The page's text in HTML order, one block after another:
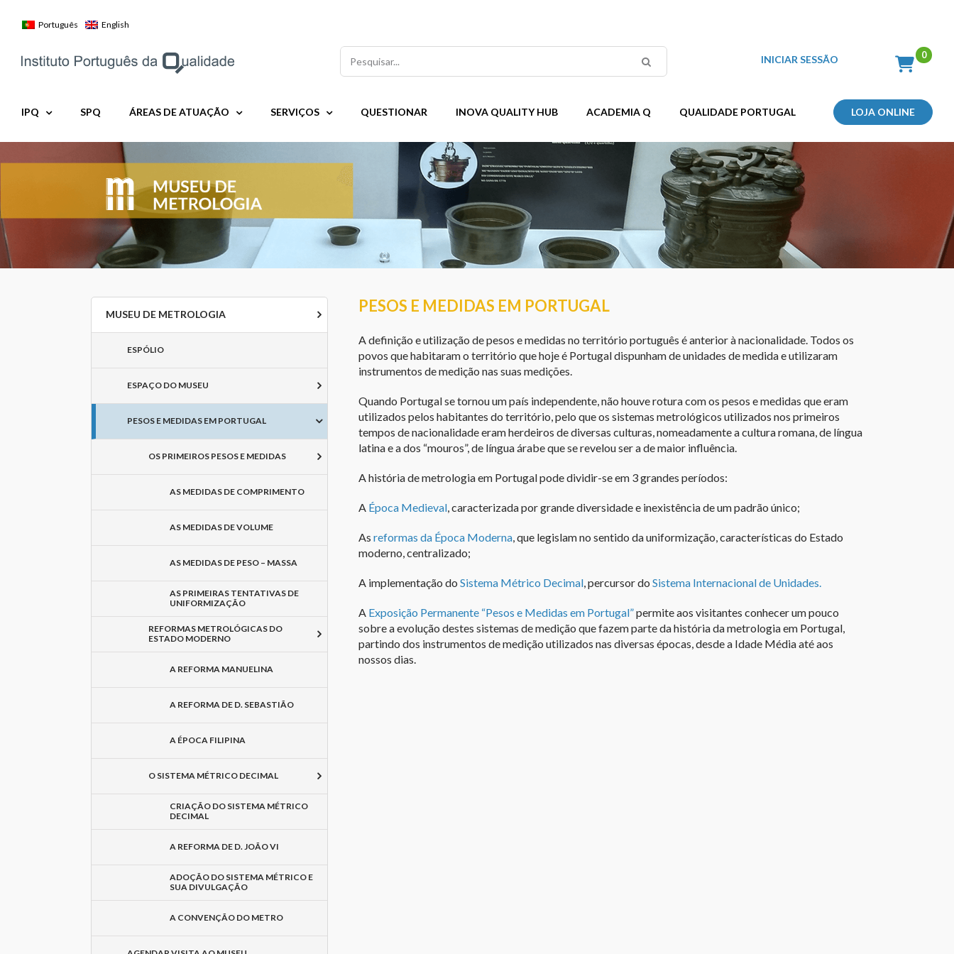
Português English
Pesquisar INICIAR SESSÃO
IPQ SPQ ÁREAS DE ATUAÇÃO SERVIÇOS QUESTIONAR INOVA QUALITY HUB ACADEMIA Q QUALIDADE PORTUGAL LOJA ONLINE
MUSEU DE METROLOGIA
ESPÓLIO
ESPAÇO DO MUSEU
PESOS E MEDIDAS EM PORTUGAL
OS PRIMEIROS PESOS E MEDIDAS
AS MEDIDAS DE COMPRIMENTO
AS MEDIDAS DE VOLUME
AS MEDIDAS DE PESO – MASSA
AS PRIMEIRAS TENTATIVAS DE
UNIFORMIZAÇÃO
REFORMAS METROLÓGICAS DO
ESTADO MODERNO
A REFORMA MANUELINA
A REFORMA DE D. SEBASTIÃO
A ÉPOCA FILIPINA
O SISTEMA MÉTRICO DECIMAL
CRIAÇÃO DO SISTEMA MÉTRICO
DECIMAL
A REFORMA DE D. JOÃO VI
ADOÇÃO DO SISTEMA MÉTRICO E
SUA DIVULGAÇÃO
A CONVENÇÃO DO METRO
PESOS E MEDIDAS EM PORTUGAL
A definição e utilização de pesos e medidas no território português é anterior à nacionalidade. Todos os
povos que habitaram o território que hoje é Portugal dispunham de unidades de medida e utilizaram
instrumentos de medição nas suas medições.
Quando Portugal se tornou um país independente, não houve rotura com os pesos e medidas que eram
utilizados pelos habitantes do território, pelo que os sistemas metrológicos utilizados nos primeiros
tempos de nacionalidade eram herdeiros de diversas culturas, nomeadamente a cultura romana, de língua
latina e a dos “mouros”, de língua árabe que se revelou ser a de maior influência.
A história de metrologia em Portugal pode dividir-se em 3 grandes períodos:
A Época Medieval, caracterizada por grande diversidade e inexistência de um padrão único;
Asreformas da Época Moderna, que legislam no sentido da uniformização, características do Estado
moderno, centralizado;
A implementação doSistema Métrico Decimal, percursor doSistema Internacional de Unidades.
A Exposição Permanente “Pesos e Medidas em Portugal”permite aos visitantes conhecer um pouco
sobre a evolução destes sistemas de medição que fazem parte da história da metrologia em Portugal,
partindo dos instrumentos de medição utilizados nas diversas épocas, desde a Idade Média até aos
nossos dias.